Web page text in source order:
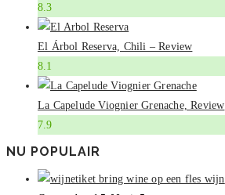
8.3
El Árbol Reserva, Chili – Review
8.1
La Capelude Viognier Grenache, Review
7.9
NU POPULAIR